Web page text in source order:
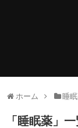
ホーム 睡
「 睡眠薬 」